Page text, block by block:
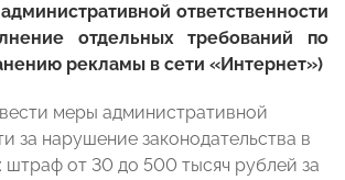
ответственности
отдельных требований по
рекламы в сети «Интернет»)
меры административной
за нарушение законодательства в
от 30 до 500 тысяч рублей за